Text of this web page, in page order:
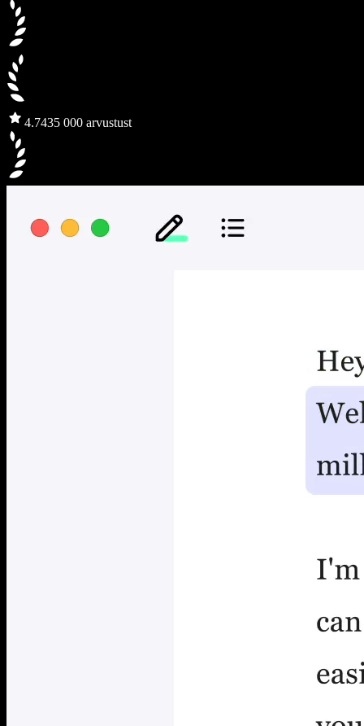
4.7435 000 arvustust